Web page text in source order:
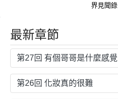
界見聞錄
最新章節
第27回 有個哥哥是什麼感覺
第26回 化妝真的很難